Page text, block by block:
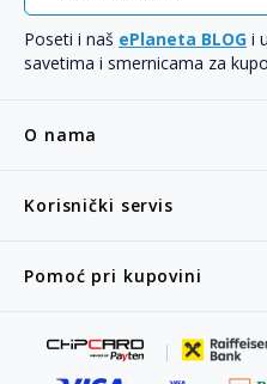
O nama
Korisnički servis
Pomoć pri kupovini
Poseti i naš ePlaneta BLOG i
savetima i smernicama za